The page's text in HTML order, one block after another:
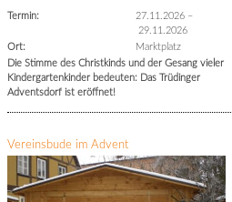
Termin: 27.11.2026 –
29.11.2026
Ort:
Marktplatz
Die Stimme des Christkinds und der Gesang vieler
Kindergartenkinder bedeuten: Das Trüdinger
Adventsdorf ist eröffnet!
Vereinsbude im Advent